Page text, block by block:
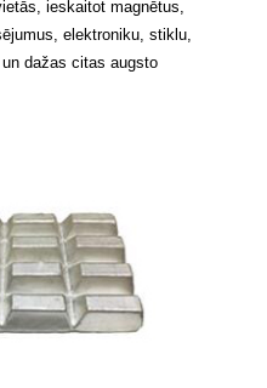
ieskaitot magnētus,
elektroniku, stiklu,
dažas citas augsto